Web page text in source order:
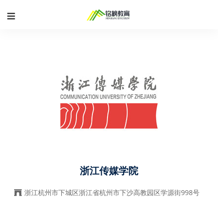
浙江传媒学院
浙江杭州市下城区浙江省杭州市下沙高教园区学源街998号